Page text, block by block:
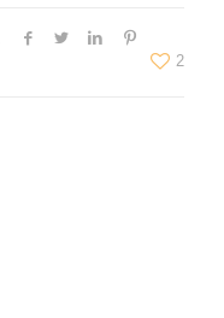
2